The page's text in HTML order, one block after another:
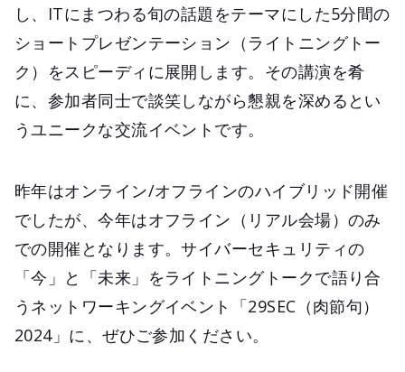
し、ITにまつわる旬の話題をテーマにした5分間の
ショートプレゼンテーション（ライトニングトー
ク）をスピーディに展開します。その講演を肴
に、参加者同士で談笑しながら懇親を深めるとい
うユニークな交流イベントです。
昨年はオンライン/オフラインのハイブリッド開催
でしたが、今年はオフライン（リアル会場）のみ
での開催となります。サイバーセキュリティの
「今」と「未来」をライトニングトークで語り合
うネットワーキングイベント「29SEC（肉節句）
2024」に、ぜひご参加ください。